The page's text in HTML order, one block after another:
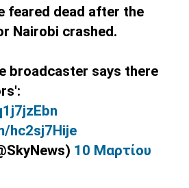
feared dead after the
Nairobi crashed.
broadcaster says there
hc2sj7Hije
10 Μαρτίου